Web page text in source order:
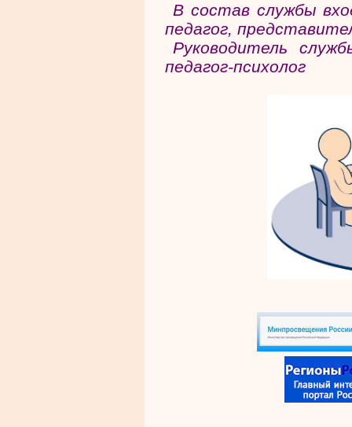
В состав службы
педагог,
Руководитель
педагог-психолог